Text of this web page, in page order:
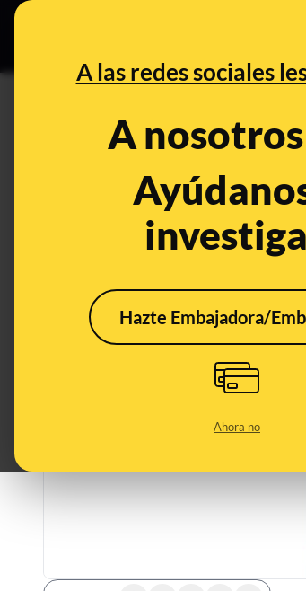
A las redes sociales
A
Hazte Embajadora/
Ahora no
¿Qué sabemos de
etiqueta que pone
Nov 27, 2020, 3:04:42 PM